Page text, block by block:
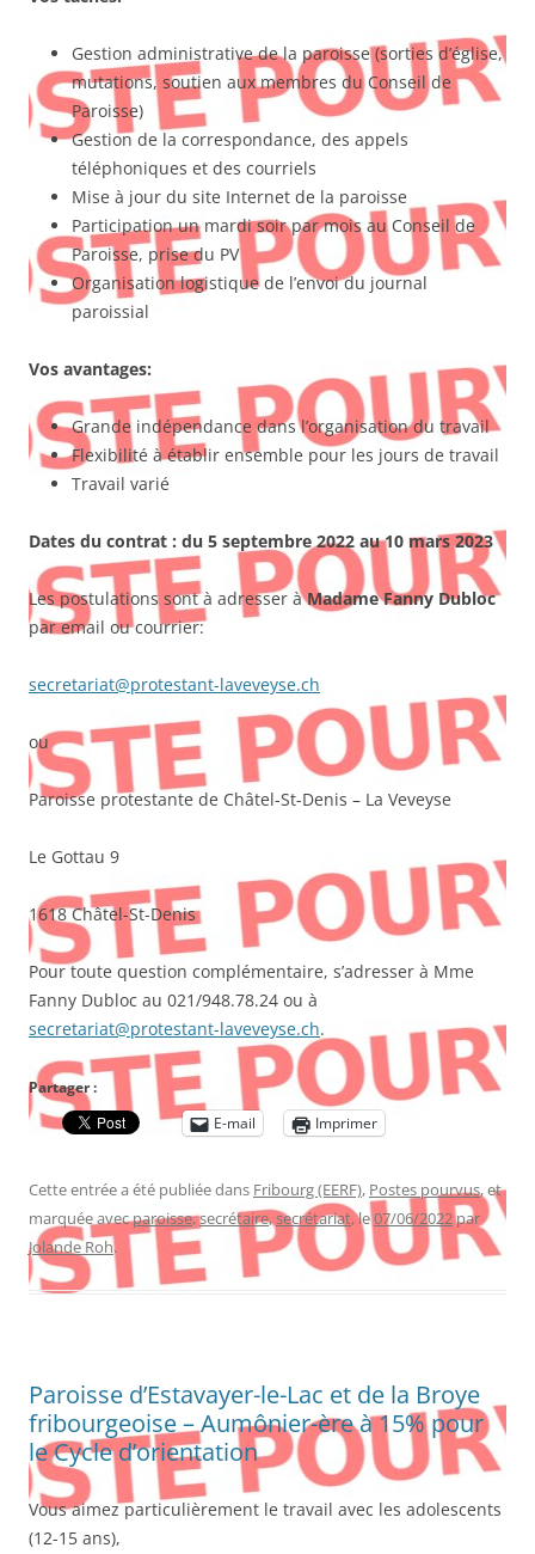
Gestion administrative de la paroisse (sorties d’église,
mutations, soutien aux membres du Conseil de
Paroisse)
Gestion de la correspondance, des appels
téléphoniques et des courriels
Mise à jour du site Internet de la paroisse
Participation un mardi soir par mois au Conseil de
Paroisse, prise du PV
Organisation logistique de l’envoi du journal
paroissial
Vos avantages:
Grande indépendance dans l’organisation du travail
Flexibilité à établir ensemble pour les jours de travail
Travail varié
Dates du contrat : du 5 septembre 2022 au 10 mars 2023
Les postulations sont à adresser àMadame Fanny Dubloc
par email ou courrier:
secretariat@protestant-laveveyse.ch
ou
Paroisse protestante de Châtel-St-Denis – La Veveyse
Le Gottau 9
1618 Châtel-St-Denis
Pour toute question complémentaire, s’adresser à Mme
Fanny Dubloc au 021/948.78.24 ou à
secretariat@protestant-laveveyse.ch.
Partager :
E-mail
Imprimer
Cette entrée a été publiée dans Fribourg (EERF), Postes pourvus, et
marquée avecparoisse,secrétaire,secrétariat, le07/06/2022par
Jolande Roh.
Paroisse d’Estavayer-le-Lac et de la Broye
fribourgeoise – Aumônier-ère à 15% pour
le Cycle d’orientation
Vous aimez particulièrement le travail avec les adolescents
(12-15 ans),